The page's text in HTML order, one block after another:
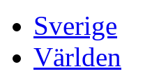
Sverige
Världen